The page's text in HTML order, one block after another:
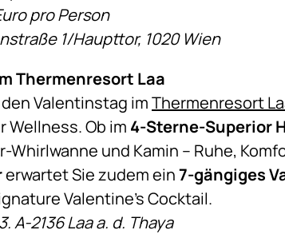
pro Person
1/Haupttor, 1020 Wien
Thermenresort Laa
Valentinstag imThermenresort
Ob im 4-Sterne-Superior
Whirlwanne und Kamin – Ruhe,
erwartet Sie zudem ein7-gängiges
Valentine’s Cocktail.
A-2136 Laa a. d. Thaya